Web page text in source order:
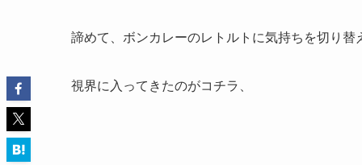
諦めて、ボンカレーのレトルトに気持ちを切り替
視界に入ってきたのがコチラ、